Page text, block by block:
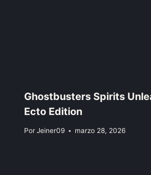
Ghostbusters Spirits
Ecto Edition
PorJeiner09 marzo 28, 2026